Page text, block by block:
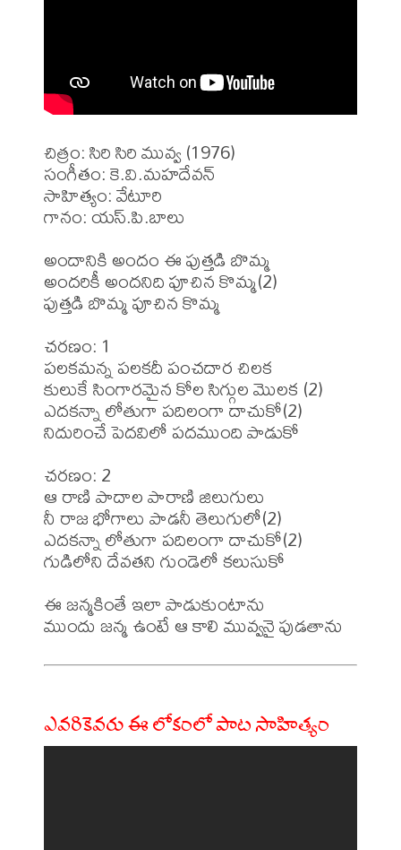
చిత్రం: సిరి సిరి మువ్వ (1976)
సంగీతం: కె.వి.మహదేవన్
సాహిత్యం: వేటూరి
గానం: యస్.పి.బాలు
అందానికి అందం ఈ పుత్తడి బొమ్మ
అందరికీ అందనిది పూచిన కొమ్మ(2)
పుత్తడి బొమ్మ పూచిన కొమ్మ
చరణం: 1
పలకమన్న పలకదీ పంచదార చిలక
కులుకే సింగారమైన కోల సిగ్గుల మొలక (2)
ఎదకన్నా లోతుగా పదిలంగా దాచుకో(2)
నిదురించే పెదవిలో పదముంది పాడుకో
చరణం: 2
ఆ రాణి పాదాల పారాణి జిలుగులు
నీ రాజ భోగాలు పాడనీ తెలుగులో(2)
ఎదకన్నా లోతుగా పదిలంగా దాచుకో(2)
గుడిలోని దేవతని గుండెలో కలుసుకో
ఈ జన్మకింతే ఇలా పాడుకుంటాను
ఎవరికెవరు ఈ లోకంలో పాట సాహిత్యం